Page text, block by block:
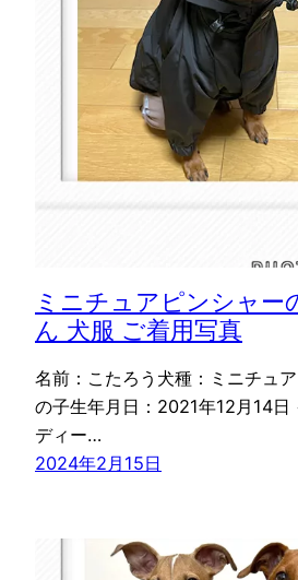
ミニチュアピンシャー
ん 犬服 ご着用写真
名前：こたろう犬種：ミニチュ
の子生年月日：2021年12月14日
ディー…
2024年2月15日